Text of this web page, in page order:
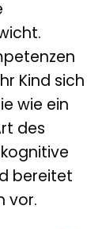
Kind sich
wie ein
des
bereitet
vor.